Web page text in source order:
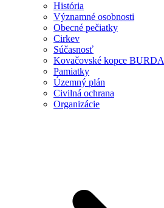
História
Významné osobnosti
Obecné pečiatky
Cirkev
Súčasnosť
Kovačovské kopce BURDA
Pamiatky
Územný plán
Civilná ochrana
Organizácie